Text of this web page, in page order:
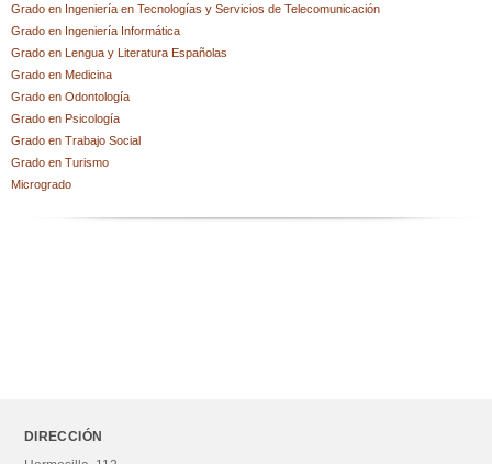
Psicología infantil y evolutiva/del desarrollo
Curso de acceso
Grados universitarios
SUBCOLECCIONES
Grado en Ingeniería en Tecnologías y Servicios de Telecomunicación
Grado en Ingeniería Informática
Grado en Lengua y Literatura Españolas
Grado en Medicina
Grado en Odontología
Grado en Psicología
Grado en Trabajo Social
Grado en Turismo
Microgrado
DIRECCIÓN